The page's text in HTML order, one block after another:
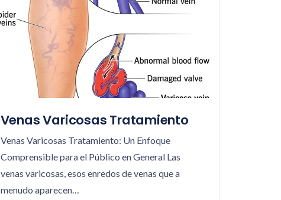
Venas Varicosas Tratamiento
Venas Varicosas Tratamiento: Un Enfoque
Comprensible para el Público en General Las
venas varicosas, esos enredos de venas que a
menudo aparecen…